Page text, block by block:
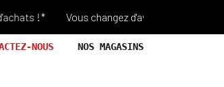
!* Vous changez d'avis? Retour Offert
NOUS NOS MAGASINS